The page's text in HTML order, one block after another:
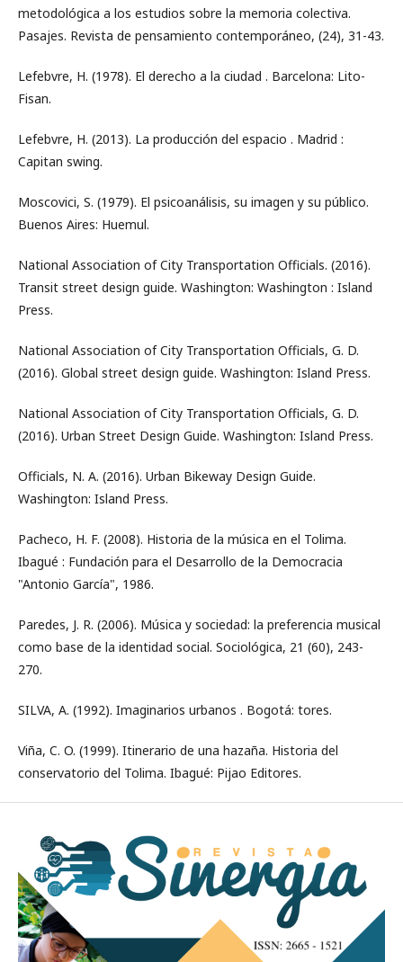
metodológica a los estudios sobre la memoria colectiva.
Pasajes. Revista de pensamiento contemporáneo, (24), 31-43.
Lefebvre, H. (1978). El derecho a la ciudad . Barcelona: Lito-
Fisan.
Lefebvre, H. (2013). La producción del espacio . Madrid :
Capitan swing.
Moscovici, S. (1979). El psicoanálisis, su imagen y su público.
Buenos Aires: Huemul.
National Association of City Transportation Officials. (2016).
Transit street design guide. Washington: Washington : Island
Press.
National Association of City Transportation Officials, G. D.
(2016). Global street design guide. Washington: Island Press.
National Association of City Transportation Officials, G. D.
(2016). Urban Street Design Guide. Washington: Island Press.
Officials, N. A. (2016). Urban Bikeway Design Guide.
Washington: Island Press.
Pacheco, H. F. (2008). Historia de la música en el Tolima.
Ibagué : Fundación para el Desarrollo de la Democracia
"Antonio García", 1986.
Paredes, J. R. (2006). Música y sociedad: la preferencia musical
como base de la identidad social. Sociológica, 21 (60), 243-
270.
SILVA, A. (1992). Imaginarios urbanos . Bogotá: tores.
Viña, C. O. (1999). Itinerario de una hazaña. Historia del
conservatorio del Tolima. Ibagué: Pijao Editores.